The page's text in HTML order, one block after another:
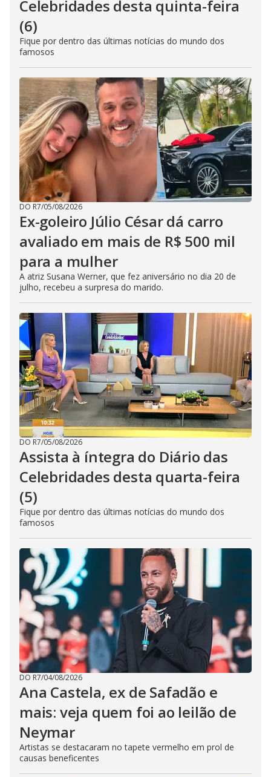
Celebridades desta quinta-feira
(6)
Fique por dentro das últimas notícias do mundo dos
famosos
DO R7/05/08/2026
Ex-goleiro Júlio César dá carro
avaliado em mais de R$ 500 mil
para a mulher
A atriz Susana Werner, que fez aniversário no dia 20 de
julho, recebeu a surpresa do marido.
DO R7/05/08/2026
Assista à íntegra do Diário das
Celebridades desta quarta-feira
(5)
Fique por dentro das últimas notícias do mundo dos
famosos
DO R7/04/08/2026
Ana Castela, ex de Safadão e
mais: veja quem foi ao leilão de
Neymar
Artistas se destacaram no tapete vermelho em prol de
causas beneficentes